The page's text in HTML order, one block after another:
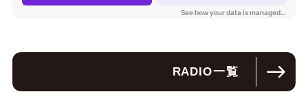
RADIO一覧